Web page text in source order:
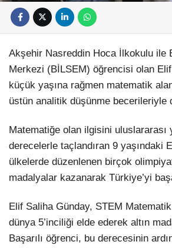
Akşehir Nasreddin Hoca İlkokulu ile
Merkezi (BİLSEM) öğrencisi olan
küçük yaşına rağmen matematik
üstün analitik düşünme becerileriyle
Matematiğe olan ilgisini uluslararası
derecelerle taçlandıran 9 yaşındaki
ülkelerde düzenlenen birçok
madalyalar kazanarak Türkiye’yi
Elif Saliha Günday, STEM Matematik
dünya 5’inciliği elde ederek altın
Başarılı öğrenci, bu derecesinin